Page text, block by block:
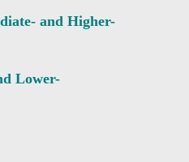
and Higher-
Lower-